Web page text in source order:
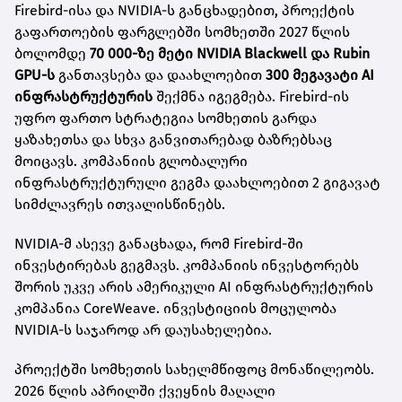
Firebird-ისა და NVIDIA-ს განცხადებით, პროექტის
გაფართოების ფარგლებში სომხეთში 2027 წლის
ბოლომდე 70 000-ზე მეტი NVIDIA Blackwell და Rubin
GPU-ს განთავსება და დაახლოებით 300 მეგავატი AI
ინფრასტრუქტურის შექმნა იგეგმება. Firebird-ის
უფრო ფართო სტრატეგია სომხეთის გარდა
ყაზახეთსა და სხვა განვითარებად ბაზრებსაც
მოიცავს. კომპანიის გლობალური
ინფრასტრუქტურული გეგმა დაახლოებით 2 გიგავატ
სიმძლავრეს ითვალისწინებს.
NVIDIA-მ ასევე განაცხადა, რომ Firebird-ში
ინვესტირებას გეგმავს. კომპანიის ინვესტორებს
შორის უკვე არის ამერიკული AI ინფრასტრუქტურის
კომპანია CoreWeave. ინვესტიციის მოცულობა
NVIDIA-ს საჯაროდ არ დაუსახელებია.
პროექტში სომხეთის სახელმწიფოც მონაწილეობს.
2026 წლის აპრილში ქვეყნის მაღალი